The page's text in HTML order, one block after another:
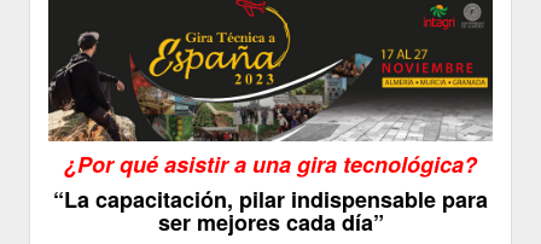
¿Por qué asistir a una gira tecnológica?
“La capacitación, pilar indispensable para
ser mejores cada día”